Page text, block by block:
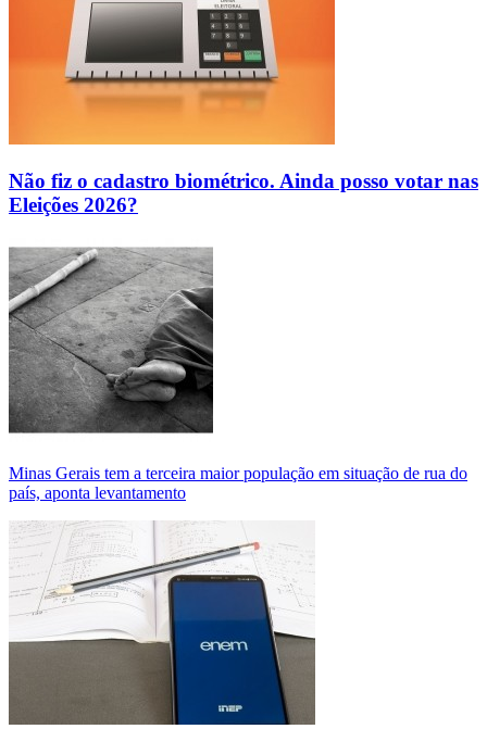
Não fiz o cadastro biométrico. Ainda posso votar nas
Eleições 2026?
Minas Gerais tem a terceira maior população em situação de rua do
país, aponta levantamento